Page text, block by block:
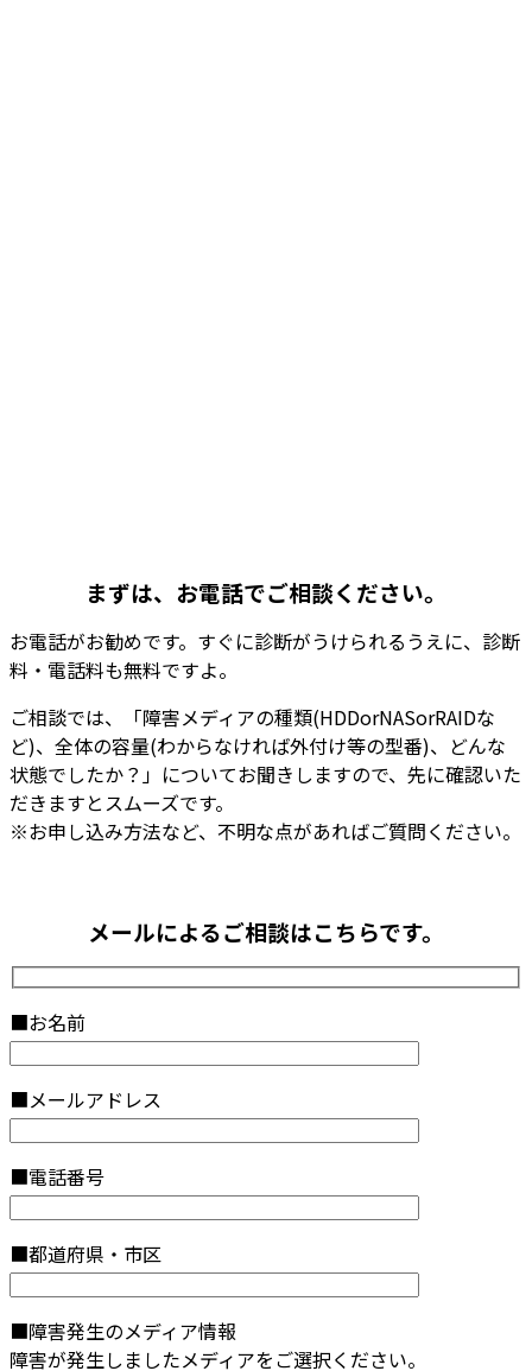
まずは、お電話でご相談ください。
お電話がお勧めです。 すぐに診断がうけられるうえに、診断
料・電話料も無料ですよ。
ご相談では、「障害メディアの種類(HDDorNASorRAIDな
ど)、全体の容量(わからなければ外付け等の型番)、どんな
状態でしたか？」についてお聞きしますので、先に確認いた
だきますとスムーズです。
※お申し込み方法など、不明な点があればご質問ください。
メールによるご相談はこちらです。
■お名前
■メールアドレス
■電話番号
■都道府県・市区
■障害発生のメディア情報
障害が発生しましたメディアをご選択ください。